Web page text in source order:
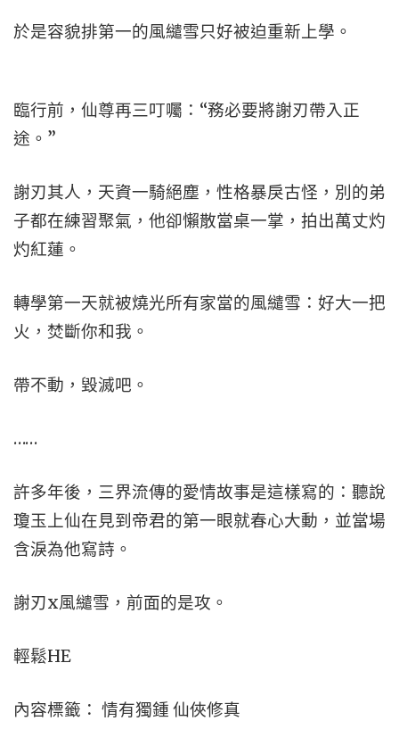
於是容貌排第一的風繾雪只好被迫重新上學。
臨行前，仙尊再三叮囑：“務必要將謝刃帶入正
途。”
謝刃其人，天資一騎絕塵，性格暴戾古怪，別的弟
子都在練習聚氣，他卻懶散當桌一掌，拍出萬丈灼
灼紅蓮。
轉學第一天就被燒光所有家當的風繾雪：好大一把
火，焚斷你和我。
帶不動，毀滅吧。
……
許多年後，三界流傳的愛情故事是這樣寫的：聽說
瓊玉上仙在見到帝君的第一眼就春心大動，並當場
含淚為他寫詩。
謝刃x風繾雪，前面的是攻。
輕鬆HE
內容標籤： 情有獨鍾 仙俠修真